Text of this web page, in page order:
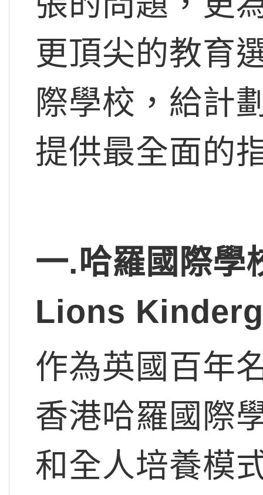
更頂尖的教育
際學校，給計
提供最全面的
一.哈羅國際
Lions
作為英國百年
香港哈羅國際
和全人培養模